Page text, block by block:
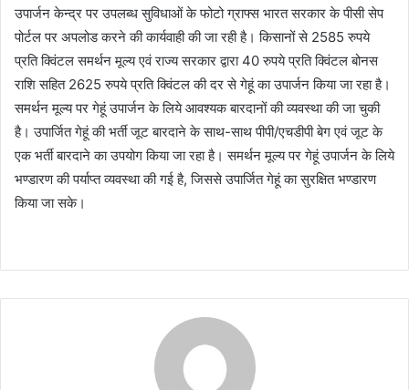
उपार्जन केन्द्र पर उपलब्ध सुविधाओं के फोटो ग्राफ्स भारत सरकार के पीसी सेप
पोर्टल पर अपलोड करने की कार्यवाही की जा रही है। किसानों से 2585 रुपये
प्रति क्विंटल समर्थन मूल्य एवं राज्य सरकार द्वारा 40 रुपये प्रति क्विंटल बोनस
राशि सहित 2625 रुपये प्रति क्विंटल की दर से गेहूं का उपार्जन किया जा रहा है।
समर्थन मूल्य पर गेहूं उपार्जन के लिये आवश्यक बारदानों की व्यवस्था की जा चुकी
है। उपार्जित गेहूं की भर्ती जूट बारदाने के साथ-साथ पीपी/एचडीपी बेग एवं जूट के
एक भर्ती बारदाने का उपयोग किया जा रहा है। समर्थन मूल्य पर गेहूं उपार्जन के लिये
भण्डारण की पर्याप्त व्यवस्था की गई है, जिससे उपार्जित गेहूं का सुरक्षित भण्डारण
किया जा सके।